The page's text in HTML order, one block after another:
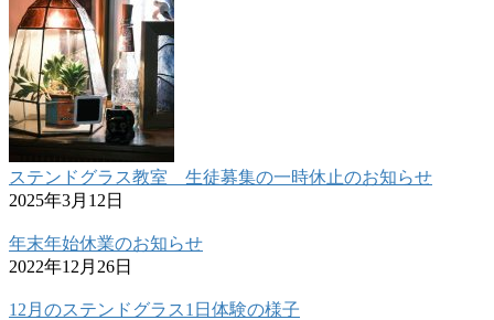
ステンドグラス教室 生徒募集の一時休止のお知らせ
2025年3月12日
年末年始休業のお知らせ
2022年12月26日
12月のステンドグラス1日体験の様子